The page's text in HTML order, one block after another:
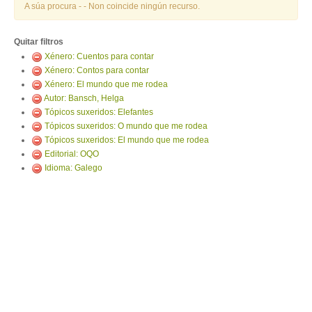
A súa procura - - Non coincide ningún recurso.
Quitar filtros
Xénero: Cuentos para contar
Xénero: Contos para contar
Xénero: El mundo que me rodea
Autor: Bansch, Helga
Tópicos suxeridos: Elefantes
Tópicos suxeridos: O mundo que me rodea
Tópicos suxeridos: El mundo que me rodea
Editorial: OQO
Idioma: Galego